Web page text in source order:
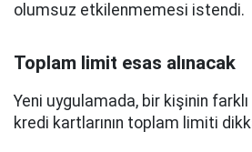
olumsuz etkilenmemesi istendi.
Toplam limit esas alınacak
Yeni uygulamada, bir kişinin
kredi kartlarının toplam limiti